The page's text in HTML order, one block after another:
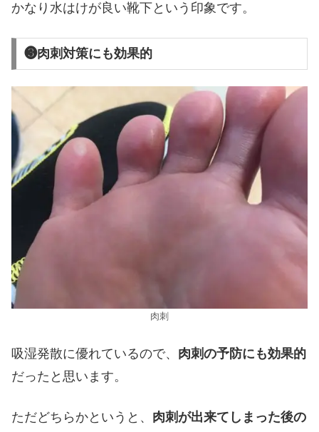
かなり水はけが良い靴下という印象です。
❸肉刺対策にも効果的
肉刺
吸湿発散に優れているので、 肉刺の予防にも効果的
だったと思います。
ただどちらかというと、 肉刺が出来てしまった後の